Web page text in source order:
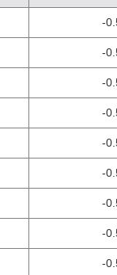
-
-
-
-
-
-
-
-
-